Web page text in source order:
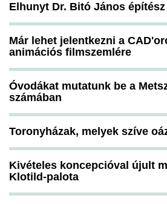
Elhunyt Dr. Bitó János építész
Már lehet jelentkezni a
animációs filmszemlére
Óvodákat mutatunk be a
számában
Toronyházak, melyek szíve
Kivételes koncepcióval újult
Klotild-palota